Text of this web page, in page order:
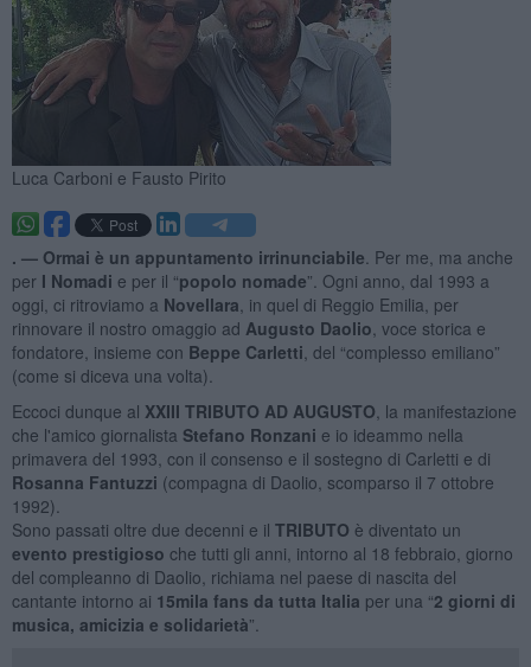
Luca Carboni e Fausto Pirito
. — Ormai è un appuntamento irrinunciabile . Per me, ma anche
per I Nomadi e per il “popolo nomade”. Ogni anno, dal 1993 a
oggi, ci ritroviamo a Novellara , in quel di Reggio Emilia, per
rinnovare il nostro omaggio ad Augusto Daolio , voce storica e
fondatore, insieme con Beppe Carletti , del “complesso emiliano”
(come si diceva una volta).
Eccoci dunque al XXIII TRIBUTO AD AUGUSTO , la manifestazione
che l'amico giornalista Stefano Ronzani e io ideammo nella
primavera del 1993, con il consenso e il sostegno di Carletti e di
Rosanna Fantuzzi (compagna di Daolio, scomparso il 7 ottobre
1992).
Sono passati oltre due decenni e il TRIBUTO è diventato un
evento prestigioso che tutti gli anni, intorno al 18 febbraio, giorno
del compleanno di Daolio, richiama nel paese di nascita del
cantante intorno ai 15mila fans da tutta Italia per una “2 giorni di
musica, amicizia e solidarietà”.